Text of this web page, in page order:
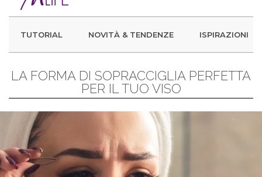
TUTORIAL NOVITÀ & TENDENZE ISPIRAZIONI
LA FORMA DI SOPRACCIGLIA PERFETTA
PER IL TUO VISO